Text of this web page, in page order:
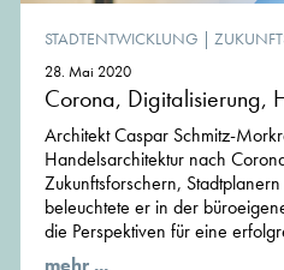
STADTENTWICKLUNG |
28. Mai 2020
Corona, Digitalisierung,
Architekt Caspar Schmitz-
Handelsarchitektur nach
Zukunftsforschern,
beleuchtete er in der
die Perspektiven für eine
mehr ...